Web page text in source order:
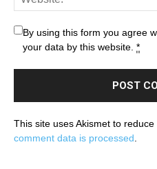
By using this form you agree
your data by this website. *
This site uses Akismet to reduce
comment data is processed